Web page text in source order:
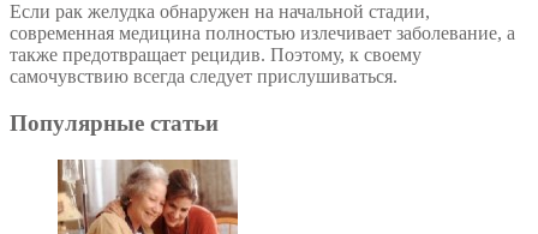
Если рак желудка обнаружен на начальной стадии,
современная медицина полностью излечивает заболевание, а
также предотвращает рецидив. Поэтому, к своему
самочувствию всегда следует прислушиваться.
Популярные статьи